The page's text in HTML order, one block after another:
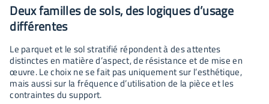
Deux familles de sols, des logiques d’usage
différentes
Le parquet et le sol stratifié répondent à des attentes
distinctes en matière d’aspect, de résistance et de mise en
œuvre. Le choix ne se fait pas uniquement sur l’esthétique,
mais aussi sur la fréquence d’utilisation de la pièce et les
contraintes du support.